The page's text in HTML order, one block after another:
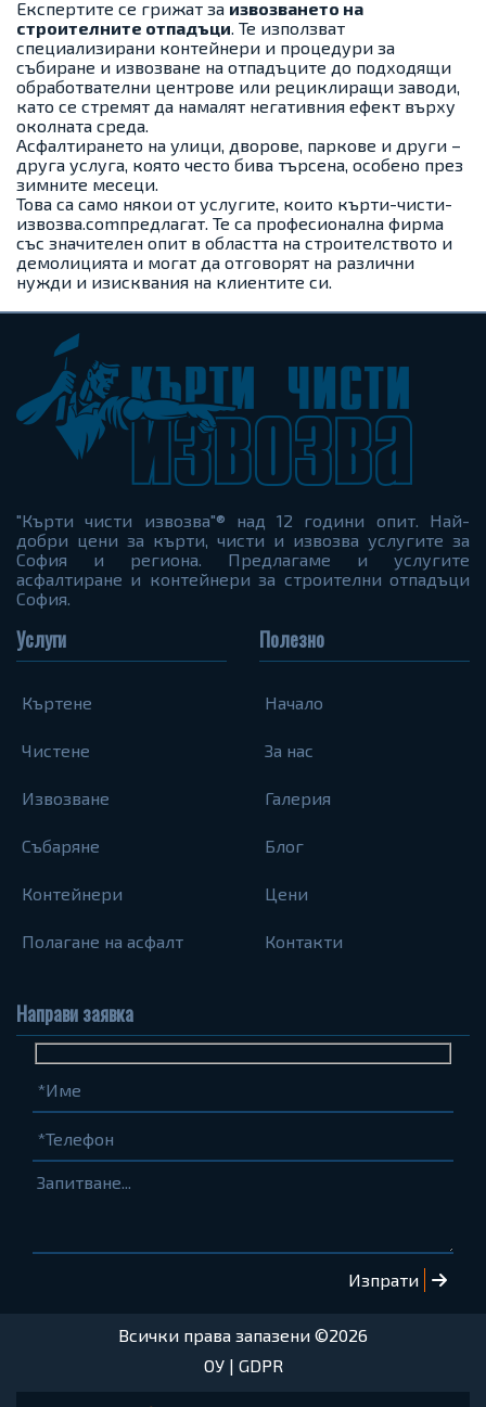
Експертите се грижат за извозването на
строителните отпадъци. Те използват
специализирани контейнери и процедури за
събиране и извозване на отпадъците до подходящи
обработвателни центрове или рециклиращи заводи,
като се стремят да намалят негативния ефект върху
околната среда.
Асфалтирането на улици, дворове, паркове и други –
друга услуга, която често бива търсена, особено през
зимните месеци.
Това са само някои от услугите, които кърти-чисти-
извозва.comпредлагат. Те са професионална фирма
със значителен опит в областта на строителството и
демолицията и могат да отговорят на различни
нужди и изисквания на клиентите си.
"Кърти чисти извозва"® над 12 години опит. Най-
добри цени за кърти, чисти и извозва услугите за
София и региона. Предлагаме и услугите
асфалтиране и контейнери за строителни отпадъци
София.
Услуги
Къртене
Чистене
Извозване
Събаряне
Контейнери
Полагане на асфалт
Полезно
Начало
За нас
Галерия
Блог
Цени
Контакти
Направи заявка
Име
(задължително)
Телефон
(задължително)
Запитване...
Всички права запазени ©2026
ОУ| GDPR